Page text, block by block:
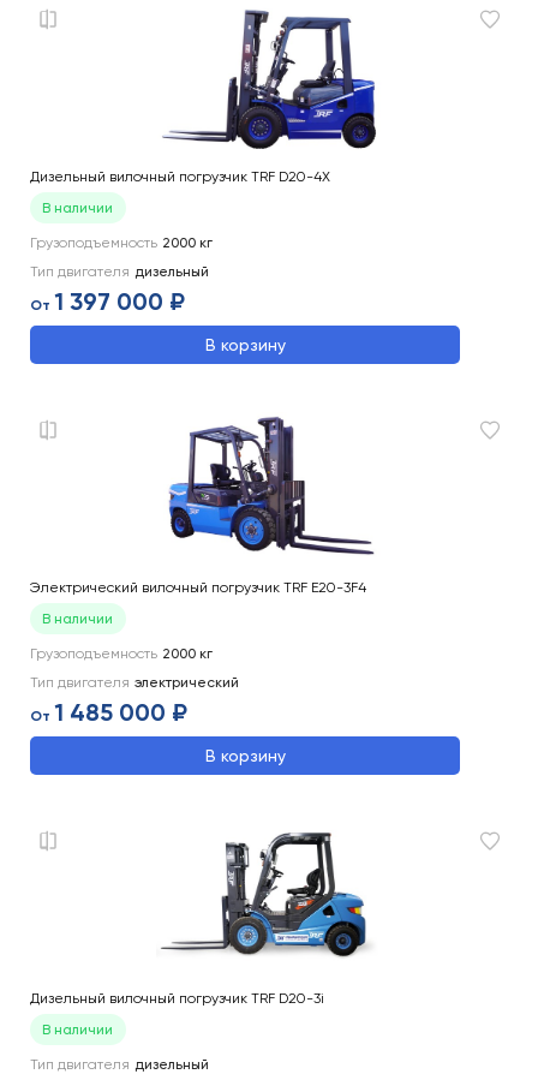
Дизельный вилочный погрузчик TRF D20-4X
В наличии
Грузоподъемность 2000 кг
Тип двигателя дизельный
От 1 397 000 ₽
В корзину
Электрический вилочный погрузчик TRF E20-3F4
В наличии
Грузоподъемность 2000 кг
Тип двигателя электрический
От 1 485 000 ₽
В корзину
Дизельный вилочный погрузчик TRF D20-3i
В наличии
Тип двигателя дизельный